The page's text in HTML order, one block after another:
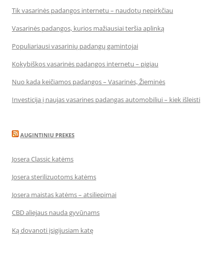
Tik vasarinės padangos internetu – naudotų nepirkčiau
Vasarinės padangos, kurios mažiausiai teršia aplinką
Populiariausi vasarinių padangų gamintojai
Kokybiškos vasarinės padangos internetu – pigiau
Nuo kada keičiamos padangos – Vasarinės, Žieminės
Investicija į naujas vasarines padangas automobiliui – kiek išleisti
AUGINTINIU PREKES
Josera Classic katėms
Josera sterilizuotoms katėms
Josera maistas katėms – atsiliepimai
CBD aliejaus nauda gyvūnams
Ką dovanoti įsigijusiam katę